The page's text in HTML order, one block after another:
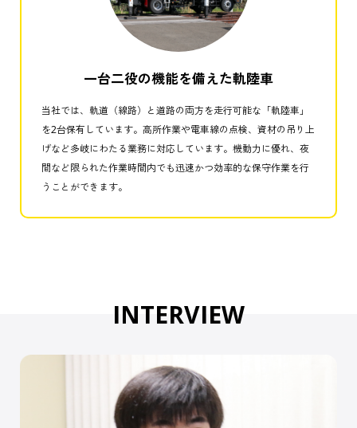
一台二役の機能を備えた軌陸車
当社では、軌道（線路）と道路の両方を走行可能な「軌陸車」
を2台保有しています。高所作業や電車線の点検、資材の吊り上
げなど多岐にわたる業務に対応しています。機動力に優れ、夜
間など限られた作業時間内でも迅速かつ効率的な保守作業を行
うことができます。
INTERVIEW